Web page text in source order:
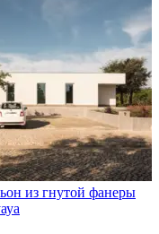
из гнутой фанеры